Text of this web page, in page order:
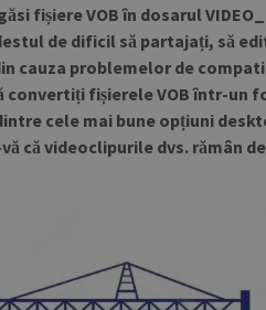
fișiere VOB în dosarul
de dificil să partajați, să
cauza problemelor de
convertiți fișierele VOB într-un
cele mai bune opțiuni
că videoclipurile dvs. rămân